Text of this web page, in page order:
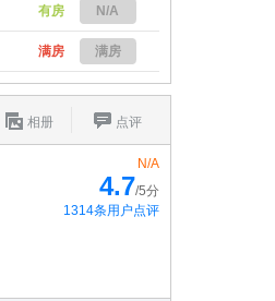
有房 N/A
满房 满房
点评
相册
N/A
4.7/5分
1314条用户点评